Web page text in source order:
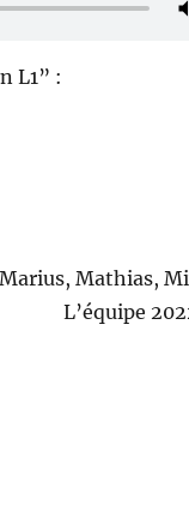
L1” :
Mathias,
L’équipe